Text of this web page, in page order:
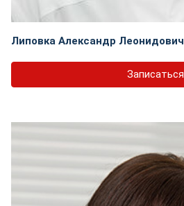
Липовка Александр Леонидович
Записаться